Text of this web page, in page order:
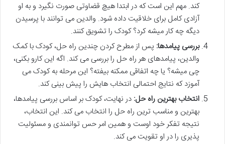
کند. مهم این است که در ابتدا هیچ قضاوتی صورت نگیرد و به او
آزادی کامل برای خلاقیت داده شود. والدین می توانند با پرسیدن
دیگه چه کار میشه کرد؟ کودک را تشویق کنند.
بررسی پیامدها: پس از مطرح کردن چندین راه حل، کودک با کمک
والدین، پیامدهای هر راه حل را بررسی می کند. اگه این کارو بکنی،
چی میشه؟ یا چه اتفاقی ممکنه بیفته؟ این مرحله به کودک می
آموزد که نتایج احتمالی انتخاب هایش را پیش بینی کند.
انتخاب بهترین راه حل: در نهایت، کودک بر اساس بررسی پیامدها،
بهترین و مناسب ترین راه حل را انتخاب می کند. این انتخاب،
نتیجه تفکر خود اوست و همین امر حس توانمندی و مسئولیت
پذیری را در او تقویت می کند.